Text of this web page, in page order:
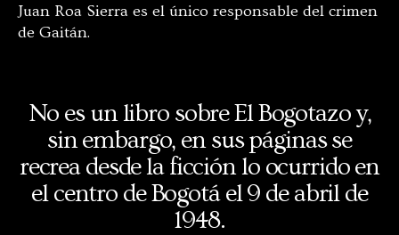
Juan Roa Sierra es el único responsable del crimen
de Gaitán.
No es un libro sobre El Bogotazo y,
sin embargo, en sus páginas se
recrea desde la ficción lo ocurrido en
el centro de Bogotá el 9 de abril de
1948.